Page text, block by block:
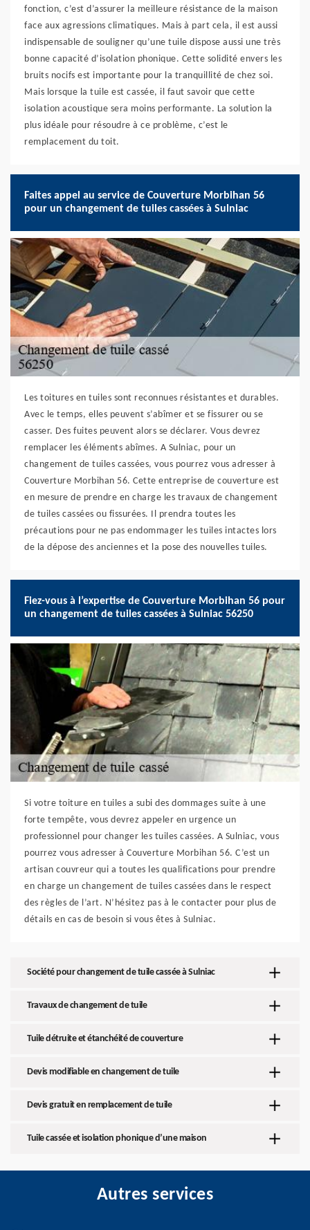
fonction, c’est d’assurer la meilleure résistance de la maison
face aux agressions climatiques. Mais à part cela, il est aussi
indispensable de souligner qu’une tuile dispose aussi une très
bonne capacité d’isolation phonique. Cette solidité envers les
bruits nocifs est importante pour la tranquillité de chez soi.
Mais lorsque la tuile est cassée, il faut savoir que cette
isolation acoustique sera moins performante. La solution la
plus idéale pour résoudre à ce problème, c’est le
remplacement du toit.
Faites appel au service de Couverture Morbihan 56
pour un changement de tuiles cassées à Sulniac
Les toitures en tuiles sont reconnues résistantes et durables.
Avec le temps, elles peuvent s’abîmer et se fissurer ou se
casser. Des fuites peuvent alors se déclarer. Vous devrez
remplacer les éléments abîmes. A Sulniac, pour un
changement de tuiles cassées, vous pourrez vous adresser à
Couverture Morbihan 56. Cette entreprise de couverture est
en mesure de prendre en charge les travaux de changement
de tuiles cassées ou fissurées. Il prendra toutes les
précautions pour ne pas endommager les tuiles intactes lors
de la dépose des anciennes et la pose des nouvelles tuiles.
Fiez-vous à l’expertise de Couverture Morbihan 56 pour
un changement de tuiles cassées à Sulniac 56250
Si votre toiture en tuiles a subi des dommages suite à une
forte tempête, vous devrez appeler en urgence un
professionnel pour changer les tuiles cassées. A Sulniac, vous
pourrez vous adresser à Couverture Morbihan 56. C’est un
artisan couvreur qui a toutes les qualifications pour prendre
en charge un changement de tuiles cassées dans le respect
des règles de l’art. N’hésitez pas à le contacter pour plus de
détails en cas de besoin si vous êtes à Sulniac.
Société pour changement de tuile cassée à Sulniac
Travaux de changement de tuile
Tuile détruite et étanchéité de couverture
Devis modifiable en changement de tuile
Devis gratuit en remplacement de tuile
Tuile cassée et isolation phonique d’une maison
Autres services